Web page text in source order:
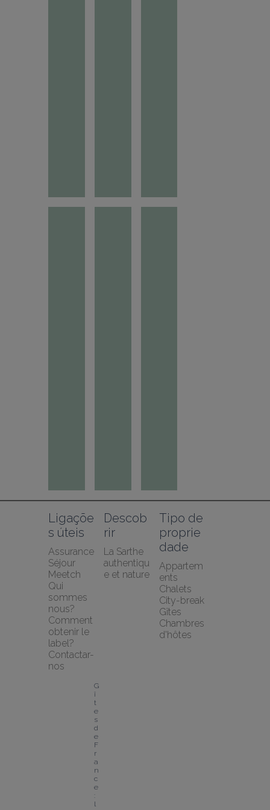
Ligaçõe
s úteis
Assurance
Séjour
Meetch
Qui
sommes
nous?
Comment
obtenir le
label?
Contactar-
nos
Descob
rir
La Sarthe
authentiqu
e et nature
Tipo de
proprie
dade
Appartem
ents
Chalets
City-break
Gîtes
Chambres
d'hôtes
G
î
t
e
s
d
e
F
r
a
n
c
e
:
l